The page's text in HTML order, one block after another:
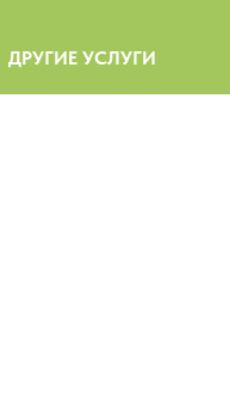
ДРУГИЕ УСЛУГИ